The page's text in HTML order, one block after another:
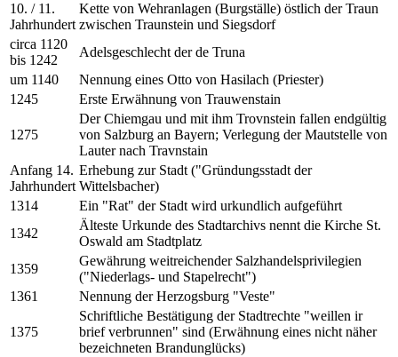
10. / 11.
Jahrhundert
Kette von Wehranlagen (Burgställe) östlich der Traun
zwischen Traunstein und Siegsdorf
circa 1120
bis 1242
Adelsgeschlecht der de Truna
um 1140
Nennung eines Otto von Hasilach (Priester)
1245
Erste Erwähnung von Trauwenstain
1275
Der Chiemgau und mit ihm Trovnstein fallen endgültig
von Salzburg an Bayern; Verlegung der Mautstelle von
Lauter nach Travnstain
Anfang 14.
Jahrhundert
Erhebung zur Stadt ("Gründungsstadt der
Wittelsbacher)
1314
Ein "Rat" der Stadt wird urkundlich aufgeführt
1342
Älteste Urkunde des Stadtarchivs nennt die Kirche St.
Oswald am Stadtplatz
1359
Gewährung weitreichender Salzhandelsprivilegien
("Niederlags- und Stapelrecht")
1361
Nennung der Herzogsburg "Veste"
1375
Schriftliche Bestätigung der Stadtrechte "weillen ir
brief verbrunnen" sind (Erwähnung eines nicht näher
bezeichneten Brandunglücks)